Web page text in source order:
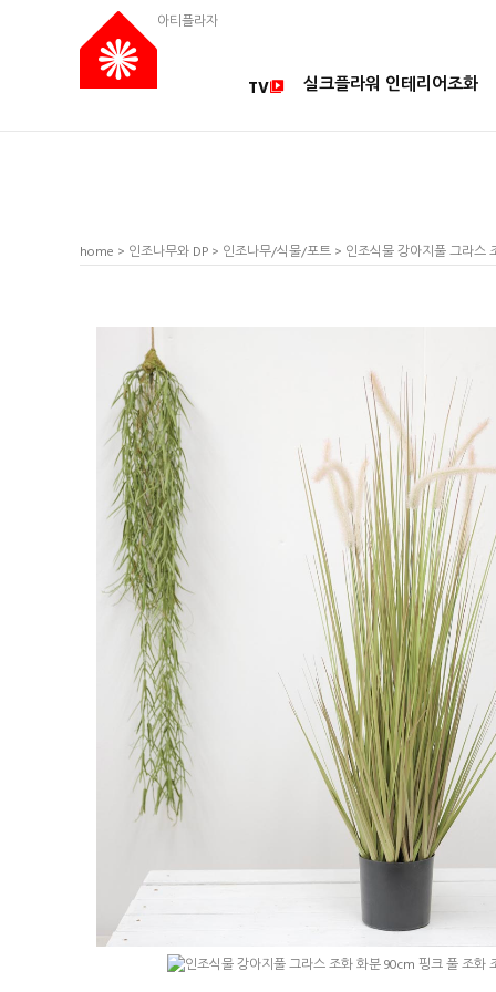
아티플라자
TV 실크플라워 인테리어조화
home > 인조나무와 DP > 인조나무/식물/포트 > 인조식물 강아지풀 그라스